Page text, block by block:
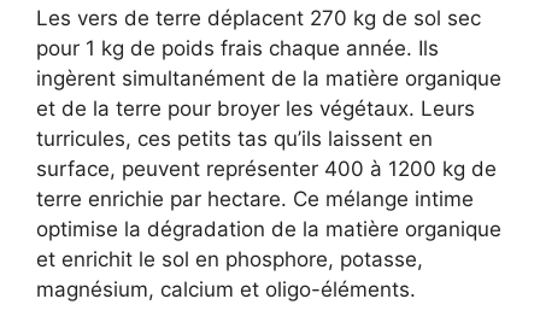
Les vers de terre déplacent 270 kg de sol sec
pour 1 kg de poids frais chaque année. Ils
ingèrent simultanément de la matière organique
et de la terre pour broyer les végétaux. Leurs
turricules, ces petits tas qu’ils laissent en
surface, peuvent représenter 400 à 1200 kg de
terre enrichie par hectare. Ce mélange intime
optimise la dégradation de la matière organique
et enrichit le sol en phosphore, potasse,
magnésium, calcium et oligo-éléments.